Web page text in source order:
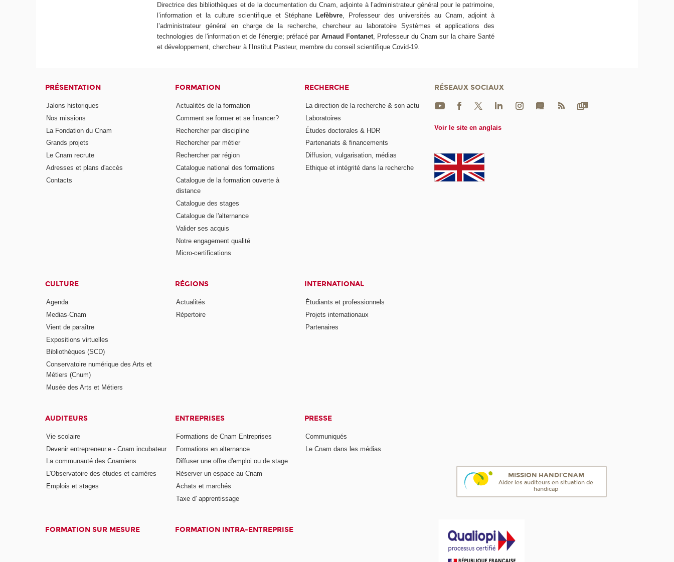
Directrice des bibliothèques et de la documentation du Cnam, adjointe à l’administrateur général pour le patrimoine,
l’information et la culture scientifique et Stéphane
Lefèbvre , Professeur des universités au Cnam, adjoint à
l’administrateur général en charge de la recherche, chercheur au laboratoire Systèmes et applications des
technologies de l'information et de l'énergie; préfacé par Arnaud Fontanet , Professeur du Cnam sur la chaire Santé
et développement, chercheur à l’Institut Pasteur, membre du conseil scientifique Covid-19.
PRÉSENTATION
Jalons historiques
Nos missions
La Fondation du Cnam
Grands projets
Le Cnam recrute
Adresses et plans d'accès
Contacts
FORMATION
Actualités de la formation
Comment se former et se financer?
Rechercher par discipline
Rechercher par métier
Rechercher par région
Catalogue national des formations
Catalogue de la formation ouverte à
distance
Catalogue des stages
Catalogue de l'alternance
Valider ses acquis
Notre engagement qualité
Micro-certifications
RECHERCHE
La direction de la recherche & son actu
Laboratoires
Études doctorales & HDR
Partenariats & financements
Diffusion, vulgarisation, médias
Ethique et intégrité dans la recherche
CULTURE
Agenda
Medias-Cnam
Vient de paraître
Expositions virtuelles
Bibliothèques (SCD)
Conservatoire numérique des Arts et
Métiers (Cnum)
Musée des Arts et Métiers
RÉGIONS
Actualités
Répertoire
INTERNATIONAL
Étudiants et professionnels
Projets internationaux
Partenaires
AUDITEURS
Vie scolaire
Devenir entrepreneur.e - Cnam incubateur
La communauté des Cnamiens
L'Observatoire des études et carrières
Emplois et stages
ENTREPRISES
Formations de Cnam Entreprises
Formations en alternance
Diffuser une offre d'emploi ou de stage
Réserver un espace au Cnam
Achats et marchés
Taxe d' apprentissage
PRESSE
Communiqués
Le Cnam dans les médias
FORMATION SUR MESURE FORMATION INTRA-ENTREPRISE
RÉSEAUX SOCIAUX
Voir le site en anglais
MISSION HANDI'CNAM
Aider les auditeurs en situation de
handicap